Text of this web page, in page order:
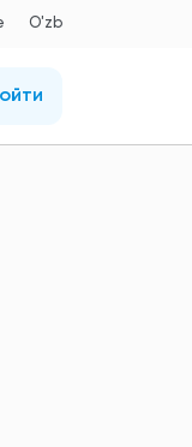
O'zb